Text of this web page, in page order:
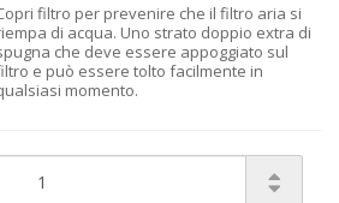
filtro per prevenire che il filtro aria si
di acqua. Uno strato doppio extra di
che deve essere appoggiato sul
e può essere tolto facilmente in
momento.